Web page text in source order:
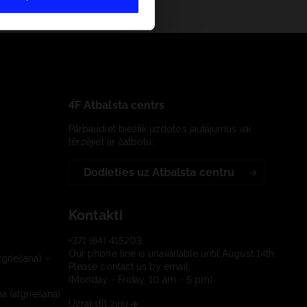
–
(atgriešana)
4F Atbalsta centrs
Pārbaudiet biežāk uzdotos jautājumus vai
tērzējiet ar čatbotu:
Dodieties uz Atbalsta centru
Kontakti
+371 (64) 415203
Our phone line is unavailable until August 14th.
Please contact us by email.
(Monday - Friday, 10 am - 5 pm)
Uzrakstīt ziņu